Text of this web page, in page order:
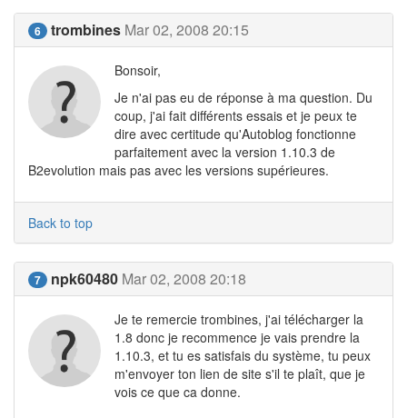
6 trombines Mar 02, 2008 20:15
Bonsoir,
Je n'ai pas eu de réponse à ma question. Du
coup, j'ai fait différents essais et je peux te
dire avec certitude qu'Autoblog fonctionne
parfaitement avec la version 1.10.3 de
B2evolution mais pas avec les versions supérieures.
Back to top
7 npk60480 Mar 02, 2008 20:18
Je te remercie trombines, j'ai télécharger la
1.8 donc je recommence je vais prendre la
1.10.3, et tu es satisfais du système, tu peux
m'envoyer ton lien de site s'il te plaît, que je
vois ce que ca donne.